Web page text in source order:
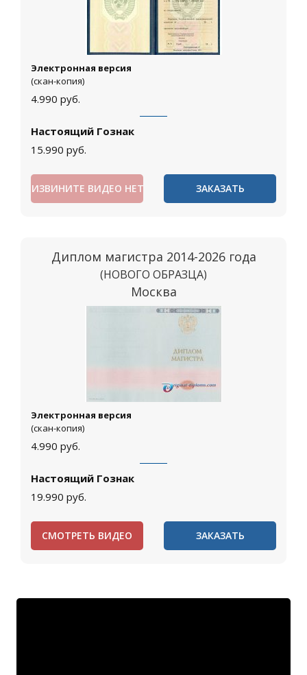
Электронная версия
(скан-копия)
4.990 руб.
Настоящий Гознак
15.990 руб.
ИЗВИНИТЕ ВИДЕО НЕТ ЗАКАЗАТЬ
Диплом магистра 2014-2026 года
(НОВОГО ОБРАЗЦА)
Москва
Электронная версия
(скан-копия)
4.990 руб.
Настоящий Гознак
19.990 руб.
СМОТРЕТЬ ВИДЕО ЗАКАЗАТЬ